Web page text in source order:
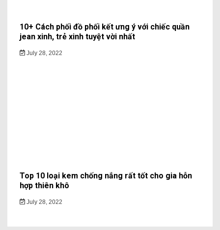
10+ Cách phối đồ phối kết ưng ý với chiếc quần
jean xinh, trẻ xinh tuyệt vời nhất
July 28, 2022
Top 10 loại kem chống nắng rất tốt cho gia hỗn
hợp thiên khô
July 28, 2022